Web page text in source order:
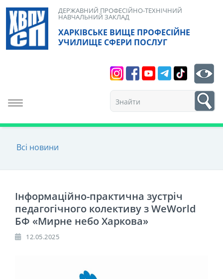
Skip
content
ХАРКІВСЬКЕ ВИЩЕ ПРОФЕСІЙНЕ
УЧИЛИЩЕ СФЕРИ ПОСЛУГ
ДЕРЖАВНИЙ ПРОФЕСІЙНО-ТЕХНІЧНИЙ
НАВЧАЛЬНИЙ ЗАКЛАД
Toggle navigation
1
Всі новини
Інформаційно-практична зустріч
педагогічного колективу з WeWorld
БФ «Мирне небо Харкова»
12.05.2025